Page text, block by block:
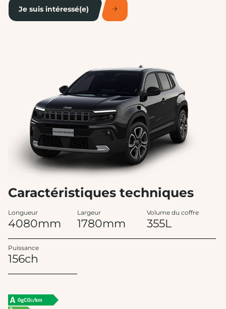
Je suis intéressé(e)
Caractéristiques techniques
Longueur
4080mm
Largeur
1780mm
Volume du coffre
355L
Puissance
156ch